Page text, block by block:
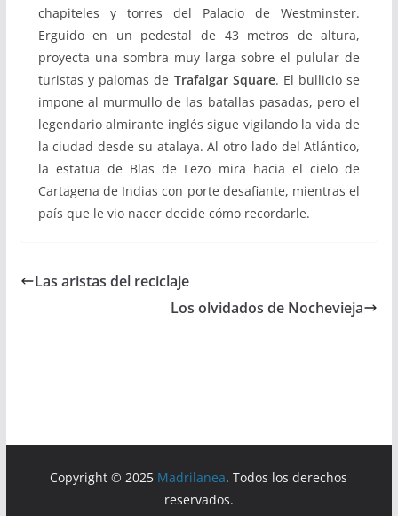
chapiteles y torres del Palacio de Westminster.
Erguido en un pedestal de 43 metros de altura,
proyecta una sombra muy larga sobre el pulular de
turistas y palomas de Trafalgar Square. El bullicio se
impone al murmullo de las batallas pasadas, pero el
legendario almirante inglés sigue vigilando la vida de
la ciudad desde su atalaya. Al otro lado del Atlántico,
la estatua de Blas de Lezo mira hacia el cielo de
Cartagena de Indias con porte desafiante, mientras el
país que le vio nacer decide cómo recordarle.
Las aristas del reciclaje
Los olvidados de Nochevieja
Copyright © 2025 Madrilanea. Todos los derechos
reservados.